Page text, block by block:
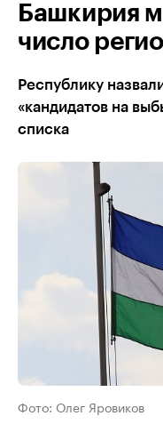
Башкирия
число
Республику
«кандидатов на
списка
Фото: Олег Яровиков